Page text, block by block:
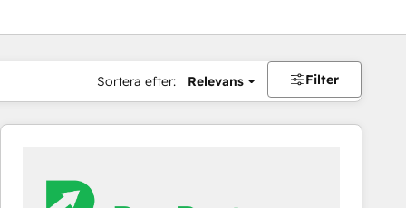
Sortera efter: Relevans Filter